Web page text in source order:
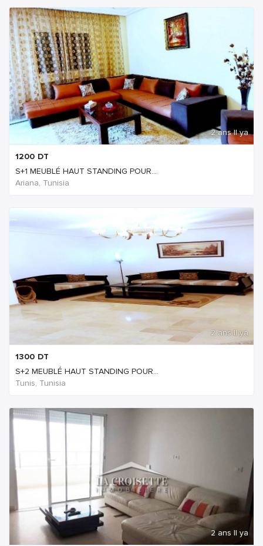
2 ans Il ya
1200 DT
S+1 MEUBLÉ HAUT STANDING POUR...
Ariana, Tunisia
2 ans Il ya
1300 DT
S+2 MEUBLÉ HAUT STANDING POUR...
Tunis, Tunisia
2 ans Il ya